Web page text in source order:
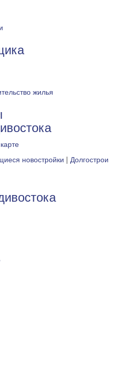
жилья
новостройки | Долгострои